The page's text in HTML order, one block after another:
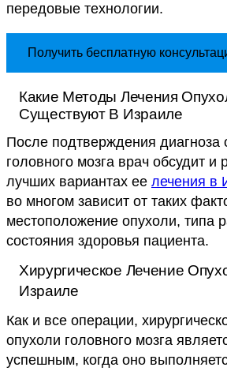
передовые технологии.
Получить бесплатную
Какие Методы Лечения
Существуют В Израиле
После подтверждения диагноза
головного мозга врач обсудит и
лучших вариантах ее лечения в
во многом зависит от таких
местоположение опухоли, типа
состояния здоровья пациента.
Хирургическое Лечение
Израиле
Как и все операции,
опухоли головного мозга
успешным, когда оно